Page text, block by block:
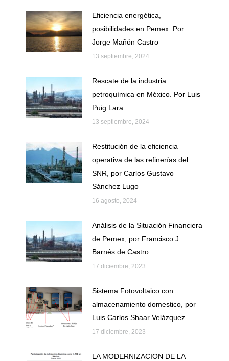
Eficiencia energética,
posibilidades en Pemex. Por
Jorge Mañón Castro
13 septiembre, 2024
Rescate de la industria
petroquímica en México. Por Luis
Puig Lara
13 septiembre, 2024
Restitución de la eficiencia
operativa de las refinerías del
SNR, por Carlos Gustavo
Sánchez Lugo
16 agosto, 2024
Análisis de la Situación Financiera
de Pemex, por Francisco J.
Barnés de Castro
17 diciembre, 2023
Sistema Fotovoltaico con
almacenamiento domestico, por
Luis Carlos Shaar Velázquez
17 diciembre, 2023
LA MODERNIZACION DE LA